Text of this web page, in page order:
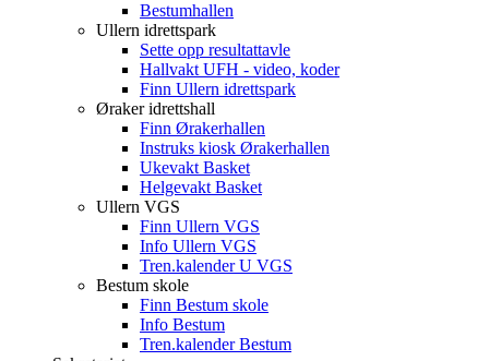
Bestumhallen
Ullern idrettspark
Sette opp resultattavle
Hallvakt UFH - video, koder
Finn Ullern idrettspark
Øraker idrettshall
Finn Ørakerhallen
Instruks kiosk Ørakerhallen
Ukevakt Basket
Helgevakt Basket
Ullern VGS
Finn Ullern VGS
Info Ullern VGS
Tren.kalender U VGS
Bestum skole
Finn Bestum skole
Info Bestum
Tren.kalender Bestum